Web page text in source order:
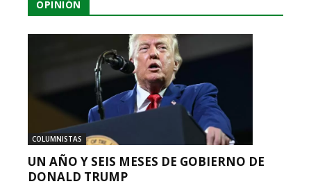
OPINIÓN
COLUMNISTAS
UN AÑO Y SEIS MESES DE GOBIERNO DE
DONALD TRUMP